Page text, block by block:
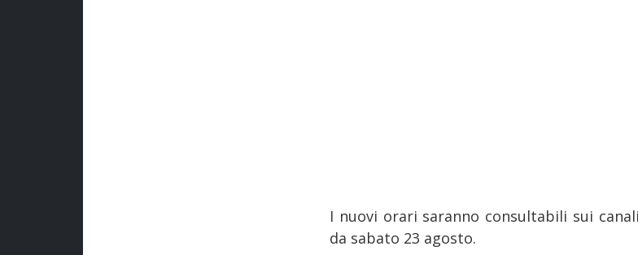
I nuovi orari saranno consultabili sui
da sabato 23 agosto.